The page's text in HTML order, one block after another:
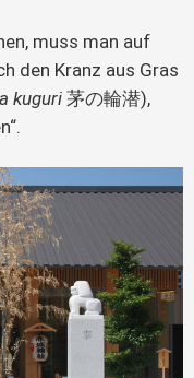
muss man auf
den Kranz aus Gras
kuguri 茅の輪潜),